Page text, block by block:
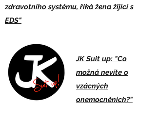
zdravotního systému, říká žena žijící s
EDS"
JK Suit up: "Co
možná nevíte o
vzácných
onemocněních?"